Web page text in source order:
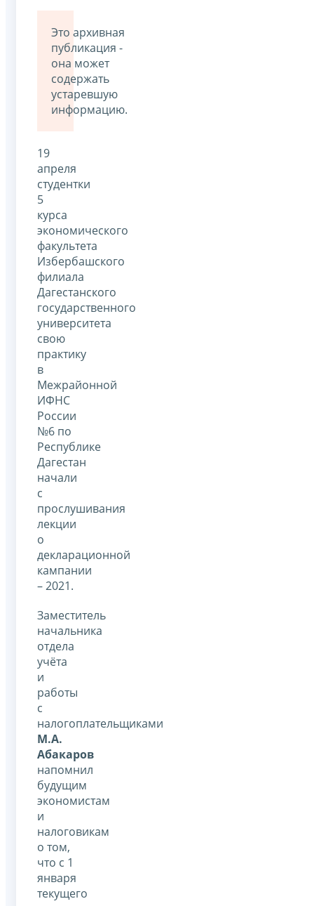
Это архивная
публикация -
она может
содержать
устаревшую
информацию.
19
апреля
студентки
5
курса
экономического
факультета
Избербашского
филиала
Дагестанского
государственного
университета
свою
практику
в
Межрайонной
ИФНС
России
№6 по
Республике
Дагестан
начали
с
прослушивания
лекции
о
декларационной
кампании
– 2021.
Заместитель
начальника
отдела
учёта
и
работы
с
налогоплательщиками
М.А.
Абакаров
напомнил
будущим
экономистам
и
налоговикам
о том,
что с 1
января
текущего